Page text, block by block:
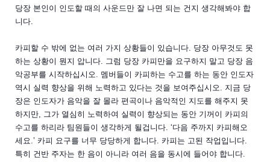
당장 본인이 인도할 때의 사운드만 잘 나면 되는 건지 생각해봐야 합
니다.
카피할 수 밖에 없는 여러 가지 상황들이 있습니다. 당장 아무것도 못
하는 상황이 뭔지 압니다. 그럼 당장 카피만을 요구하지 말고 당장 음
악공부를 시작하십시오. 멤버들이 카피하는 수고를 하는 동안 인도자
역시 실력 향상을 위해 노력하고 있다는 것을 보여주십시오. 지금 당
장은 인도자가 음악을 잘 몰라 편곡이나 음악적인 지도를 해주지 못
하지만, 그가 열심히 노력하여 실력이 향상되는 동안 기꺼이 카피의
수고를 하리라 팀원들이 생각하게 될겁니다. ‘다음 주까지 카피해오
세요.’ 카피 요구를 너무 당당하게 합니다. 카피는 고된 작업입니다.
특히 건반 주자는 한 음이 아니라 여러 음을 동시에 들어야 합니다.